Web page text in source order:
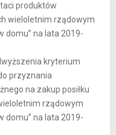
produktów
wieloletnim rządowym
domu” na lata 2019-
kryterium
przyznania
na zakup posiłku
rządowym
domu” na lata 2019-